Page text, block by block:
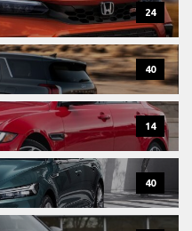
24
40
14
40